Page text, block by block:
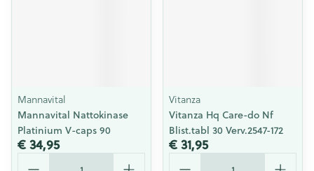
Mannavital
Mannavital Nattokinase
Platinium V-caps 90
€ 34,95
Aantal
Vitanza
Vitanza Hq Care-do Nf
Blist.tabl 30 Verv.2547-172
€ 31,95
Aantal